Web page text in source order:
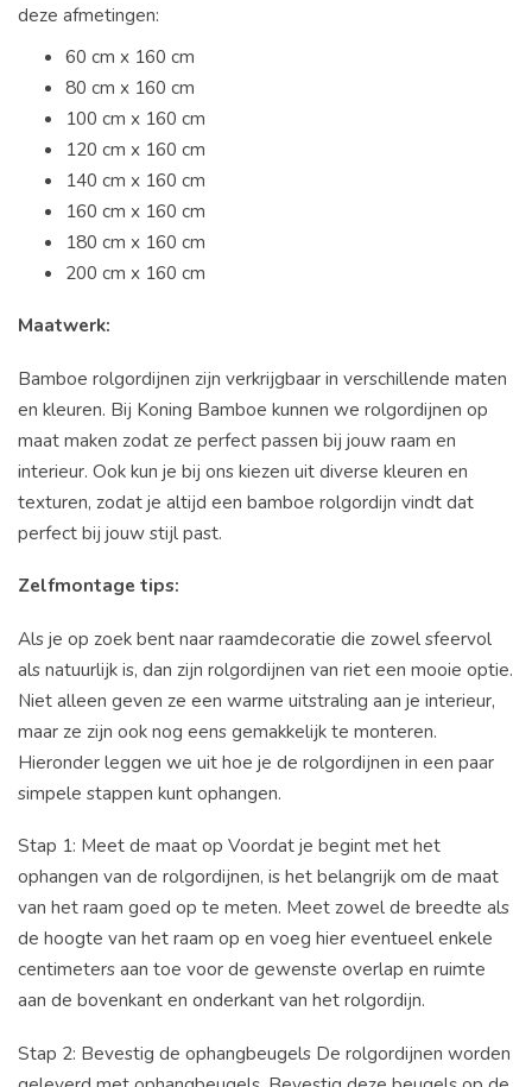
deze afmetingen:
60 cm x 160 cm
80 cm x 160 cm
100 cm x 160 cm
120 cm x 160 cm
140 cm x 160 cm
160 cm x 160 cm
180 cm x 160 cm
200 cm x 160 cm
Maatwerk:
Bamboe rolgordijnen zijn verkrijgbaar in verschillende maten
en kleuren. Bij Koning Bamboe kunnen we rolgordijnen op
maat maken zodat ze perfect passen bij jouw raam en
interieur. Ook kun je bij ons kiezen uit diverse kleuren en
texturen, zodat je altijd een bamboe rolgordijn vindt dat
perfect bij jouw stijl past.
Zelfmontage tips:
Als je op zoek bent naar raamdecoratie die zowel sfeervol
als natuurlijk is, dan zijn rolgordijnen van riet een mooie optie.
Niet alleen geven ze een warme uitstraling aan je interieur,
maar ze zijn ook nog eens gemakkelijk te monteren.
Hieronder leggen we uit hoe je de rolgordijnen in een paar
simpele stappen kunt ophangen.
Stap 1: Meet de maat op Voordat je begint met het
ophangen van de rolgordijnen, is het belangrijk om de maat
van het raam goed op te meten. Meet zowel de breedte als
de hoogte van het raam op en voeg hier eventueel enkele
centimeters aan toe voor de gewenste overlap en ruimte
aan de bovenkant en onderkant van het rolgordijn.
Stap 2: Bevestig de ophangbeugels De rolgordijnen worden